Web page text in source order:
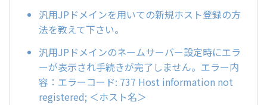
汎用JPドメインを用いての新規ホスト登録の方
法を教えて下さい。
汎用JPドメインのネームサーバー設定時にエラ
ーが表示され手続きが完了しません。エラー内
容：エラーコード: 737 Host information not
registered; ＜ホスト名＞